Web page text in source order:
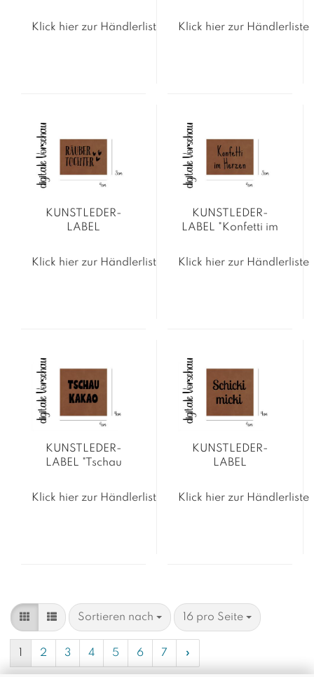
Klick hier zur Händlerliste
Klick hier zur Händlerliste
KUNSTLEDER-
LABEL
Klick hier zur Händlerliste
KUNSTLEDER-
LABEL "Konfetti im
Klick hier zur Händlerliste
KUNSTLEDER-
LABEL "Tschau
Klick hier zur Händlerliste
KUNSTLEDER-
LABEL
Klick hier zur Händlerliste
Sortieren nach
Sortieren nach 16 pro Seite
pro Seite
2 3 4 5 6 7 »